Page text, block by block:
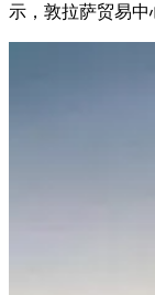
示，敦拉萨贸易